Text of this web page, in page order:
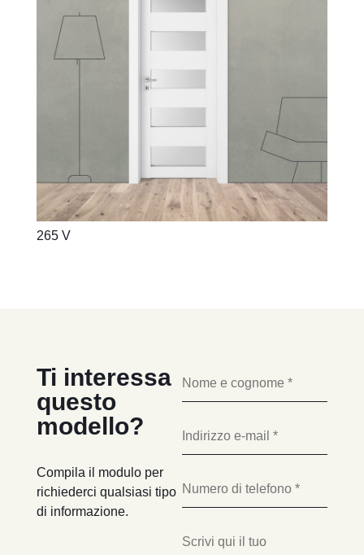
265 V
Ti interessa
questo
modello?
Compila il modulo per
richiederci qualsiasi tipo
di informazione.